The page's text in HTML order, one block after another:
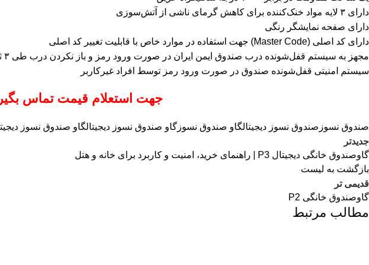
دارای ۳ لایه مواد خنک‌کننده برای کاهش گرمای ناشی از آتش‌سوزی
دارای صفحه نمایشگر رنگی
دارای کد اصلی (Master Code) جهت استفاده در موارد خاص با قابلیت تغییر کد اصلی
مجهز به سیستم قفل‌شونده درب صندوق ایمن ایران در صورت ورود رمز و باز نکردن درب طی ۳ ثانیه
سیستم امنیتی قفل‌شونده صندوق در صورت ورود رمز توسط افراد غیر‌کاربر
جهت استعلام قیمت تماس
صندوق نسوز صندوق نسوز دیجیتالگاو صندوق نسوز گاو صندوق نسوز دیجیتالگاو صندوق نسوز
جدیدتر
گاوصندوق خانگی دیجیتال P3 | راهنمای خرید، امنیت و کاربرد برای خانه و هتل
بازگشت به لیست
قدیمی تر
گاوصندوق خانگی P2
مطالب مرتبط